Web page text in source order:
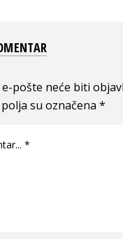
e-pošte neće biti
su označena*